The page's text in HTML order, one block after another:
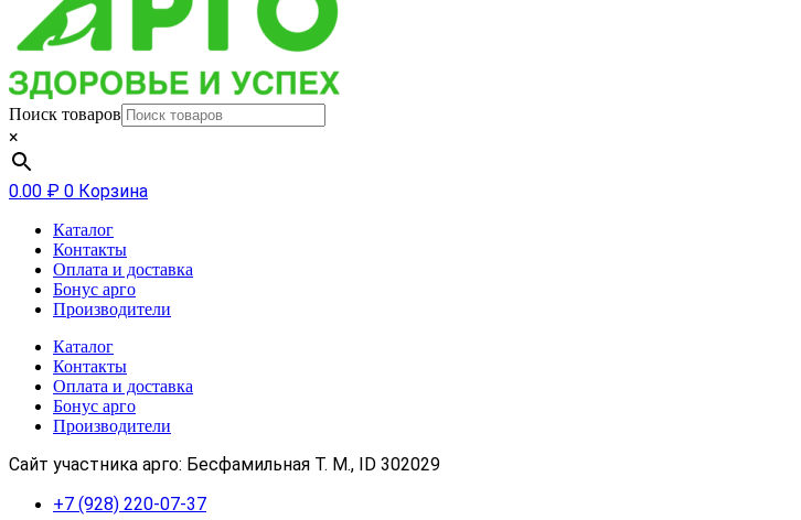
Поиск товаров
×
0.00 ₽ 0 Корзина
Каталог
Контакты
Оплата и доставка
Бонус арго
Производители
Каталог
Контакты
Оплата и доставка
Бонус арго
Производители
Сайт участника арго: Бесфамильная Т. М., ID 302029
+7 (928) 220-07-37